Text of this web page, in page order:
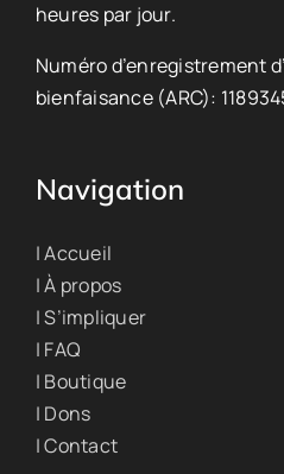
heures par jour.
Numéro d’enregistrement
bienfaisance (ARC):
Navigation
| Accueil
| À propos
| S’impliquer
| FAQ
| Boutique
| Dons
| Contact